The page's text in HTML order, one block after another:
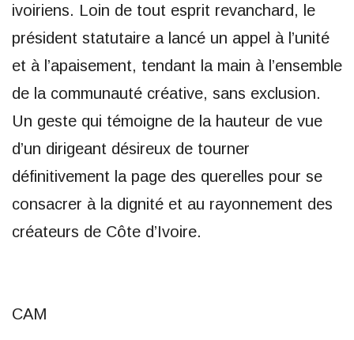
ivoiriens. Loin de tout esprit revanchard, le
président statutaire a lancé un appel à l’unité
et à l’apaisement, tendant la main à l’ensemble
de la communauté créative, sans exclusion.
Un geste qui témoigne de la hauteur de vue
d’un dirigeant désireux de tourner
définitivement la page des querelles pour se
consacrer à la dignité et au rayonnement des
créateurs de Côte d’Ivoire.
CAM